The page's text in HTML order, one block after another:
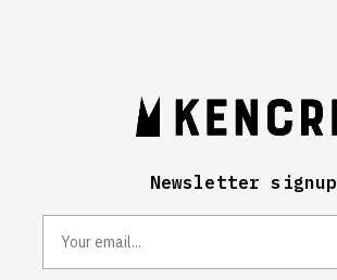
Newsletter signup